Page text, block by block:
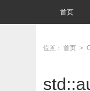
首页
位置： 首页 >